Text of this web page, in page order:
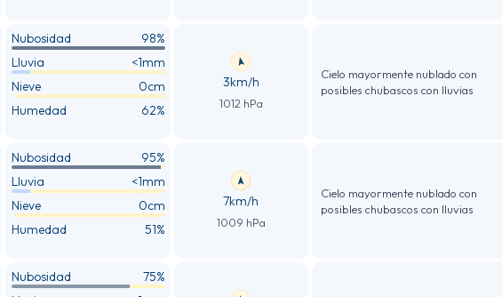
Nubosidad
98%
Lluvia
<1mm
Nieve
0cm
Humedad
62%
3km/h
1012 hPa
Cielo mayormente nublado con
posibles chubascos con lluvias
Nubosidad
95%
Lluvia
<1mm
Nieve
0cm
Humedad
51%
7km/h
1009 hPa
Cielo mayormente nublado con
posibles chubascos con lluvias
Nubosidad
75%